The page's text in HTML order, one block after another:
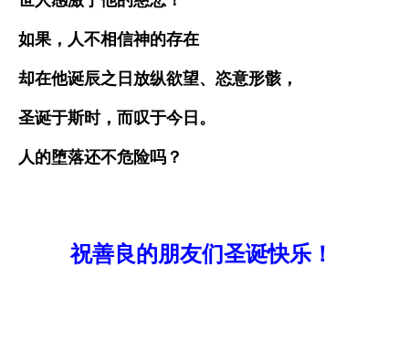
如果，人不相信神的存在
却在他诞辰之日放纵欲望、恣意形骸，
圣诞于斯时，而叹于今日。
人的堕落还不危险吗？
祝善良的朋友们圣诞快乐！